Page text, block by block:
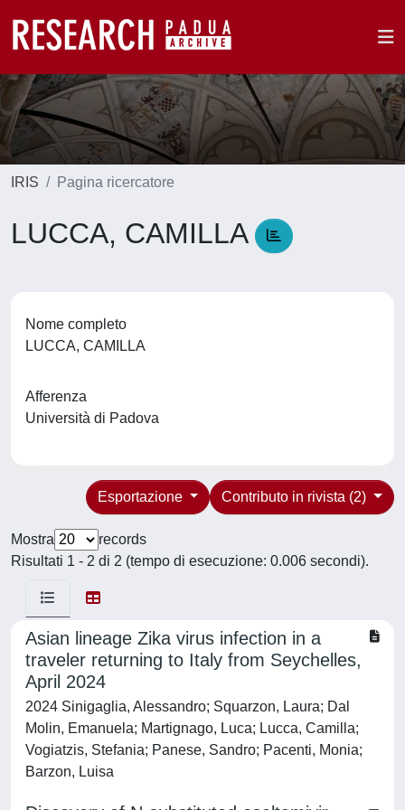
IRIS Pagina ricercatore
LUCCA, CAMILLA
Nome completo
LUCCA, CAMILLA
Afferenza
Università di Padova
Contributo in rivista (2)
Esportazione
Mostra
records
Risultati 1 - 2 di 2 (tempo di esecuzione: 0.006 secondi).
Asian lineage Zika virus infection in a
traveler returning to Italy from Seychelles,
April 2024
2024 Sinigaglia, Alessandro; Squarzon, Laura; Dal
Molin, Emanuela; Martignago, Luca; Lucca, Camilla;
Vogiatzis, Stefania; Panese, Sandro; Pacenti, Monia;
Barzon, Luisa